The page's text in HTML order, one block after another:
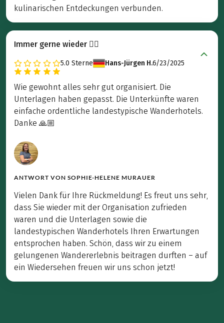
kulinarischen Entdeckungen verbunden.
Immer gerne wieder 👍🏻
5.0 Sterne Hans-Jürgen H.6/23/2025
Wie gewohnt alles sehr gut organisiert. Die
Unterlagen haben gepasst. Die Unterkünfte waren
einfache ordentliche landestypische Wanderhotels.
Danke 🙏🏼
ANTWORT VON SOPHIE-HELENE MURAUER
Vielen Dank für Ihre Rückmeldung! Es freut uns sehr,
dass Sie wieder mit der Organisation zufrieden
waren und die Unterlagen sowie die
landestypischen Wanderhotels Ihren Erwartungen
entsprochen haben. Schön, dass wir zu einem
gelungenen Wandererlebnis beitragen durften – auf
ein Wiedersehen freuen wir uns schon jetzt!